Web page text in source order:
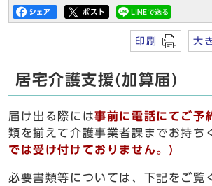
印刷 大
居宅介護支援(加算届)
届け出る際には事前に電話にてご予
類を揃えて介護事業者課までお持ち
では受け付けておりません。)
必要書類等については、下記をご覧